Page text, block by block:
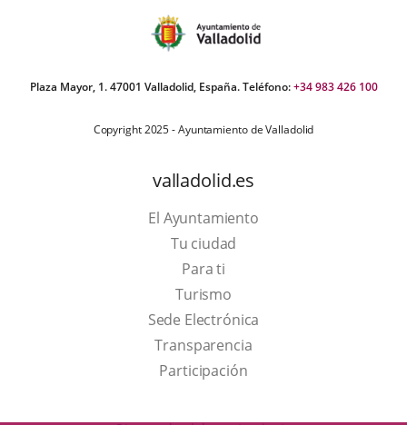
Plaza Mayor, 1. 47001 Valladolid, España. Teléfono:+34 983 426 100
Copyright 2025 - Ayuntamiento de Valladolid
valladolid.es
El Ayuntamiento
Tu ciudad
Para ti
TurismoThis
link
will
open
a
Sede Electrónica
Transparencia
Participación